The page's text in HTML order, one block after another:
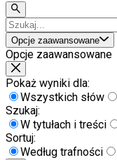
Opcje zaawansowane
Opcje zaawansowane
Pokaż wyniki dla:
Wszystkich słów
Szukaj:
W tytułach i treści
Sortuj:
Według trafności